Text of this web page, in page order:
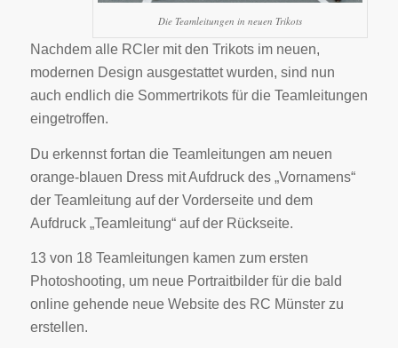
Die Teamleitungen in neuen Trikots
Nachdem alle RCler mit den Trikots im neuen,
modernen Design ausgestattet wurden, sind nun
auch endlich die Sommertrikots für die Teamleitungen
eingetroffen.
Du erkennst fortan die Teamleitungen am neuen
orange-blauen Dress mit Aufdruck des „Vornamens“
der Teamleitung auf der Vorderseite und dem
Aufdruck „Teamleitung“ auf der Rückseite.
13 von 18 Teamleitungen kamen zum ersten
Photoshooting, um neue Portraitbilder für die bald
online gehende neue Website des RC Münster zu
erstellen.